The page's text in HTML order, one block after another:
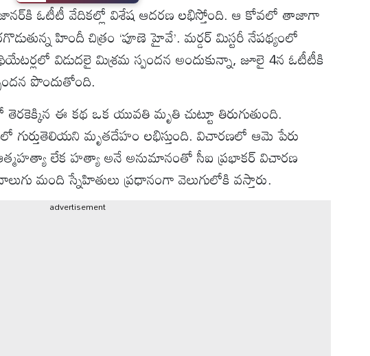
జానర్‌కి ఓటీటీ వేదికల్లో విశేష ఆదరణ లభిస్తోంది. ఆ కోవలో తాజాగా
హిందీ చిత్రం ‘పూణె హైవే’. మర్డర్ మిస్టరీ నేపథ్యంలో
విడుదలై మిశ్రమ స్పందన అందుకున్నా, జూలై 4న ఓటీటీకి
పొందుతోంది.
ఈ కథ ఒక యువతి మృతి చుట్టూ తిరుగుతుంది.
గుర్తుతెలియని మృతదేహం లభిస్తుంది. విచారణలో ఆమె పేరు
లేక హత్యా అనే అనుమానంతో సీఐ ప్రభాకర్ విచారణ
మంది స్నేహితులు ప్రధానంగా వెలుగులోకి వస్తారు.
advertisement